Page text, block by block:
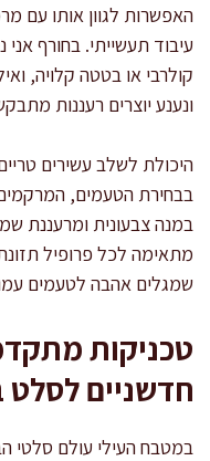
האפשרות לגוון אותו עם
עיבוד תעשייתי. בחורף
קולרבי או בטטה קלויה,
ונענע יוצרים רעננות
היכולת לשלב עשירים
בבחירת הטעמים,
במנה צבעונית ומרעננת
מתאימה לכל פרופיל
שמגלים אהבה לטעמים
טכניקות
חדשניים לסלט
במטבח העילי עולם סלטי